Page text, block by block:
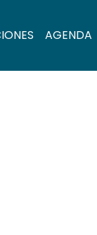
AGENDA